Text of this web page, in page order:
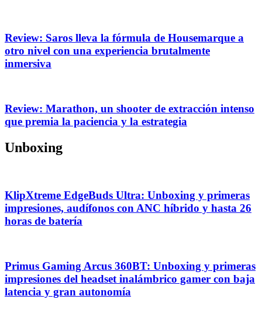
Review: Saros lleva la fórmula de Housemarque a
otro nivel con una experiencia brutalmente
inmersiva
Review: Marathon, un shooter de extracción intenso
que premia la paciencia y la estrategia
Unboxing
KlipXtreme EdgeBuds Ultra: Unboxing y primeras
impresiones, audífonos con ANC híbrido y hasta 26
horas de batería
Primus Gaming Arcus 360BT: Unboxing y primeras
impresiones del headset inalámbrico gamer con baja
latencia y gran autonomía